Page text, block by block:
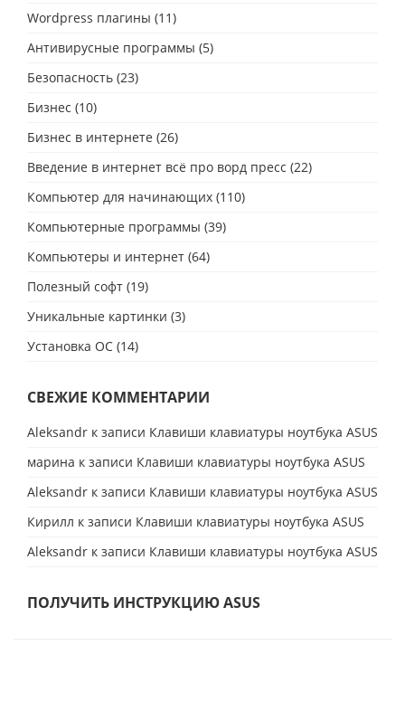
Wordpress плагины (11)
Антивирусные программы (5)
Безопасность (23)
Бизнес (10)
Бизнес в интернете (26)
Введение в интернет всё про ворд пресс (22)
Компьютер для начинающих (110)
Компьютерные программы (39)
Компьютеры и интернет (64)
Полезный софт (19)
Уникальные картинки (3)
Установка ОС (14)
СВЕЖИЕ КОММЕНТАРИИ
Aleksandr к записи Клавиши клавиатуры ноутбука ASUS
марина к записи Клавиши клавиатуры ноутбука ASUS
Aleksandr к записи Клавиши клавиатуры ноутбука ASUS
Кирилл к записи Клавиши клавиатуры ноутбука ASUS
Aleksandr к записи Клавиши клавиатуры ноутбука ASUS
ПОЛУЧИТЬ ИНСТРУКЦИЮ ASUS